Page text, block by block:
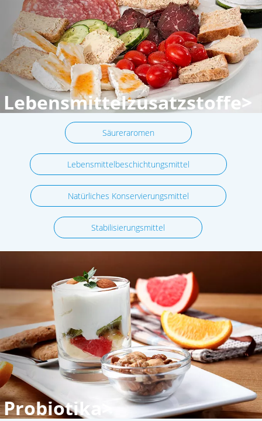
Lebensmittelzusatzstoffe>
Säureraromen
Lebensmittelbeschichtungsmittel
Natürliches Konservierungsmittel
Stabilisierungsmittel
Probiotika>